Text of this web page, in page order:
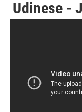
Udinese -